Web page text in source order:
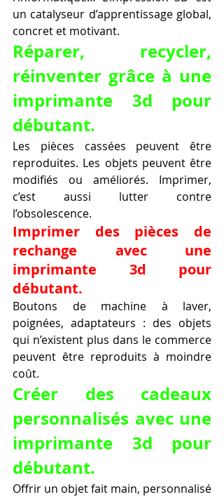
un catalyseur d’apprentissage global,
concret et motivant.
Réparer, recycler,
réinventer grâce à une
imprimante 3d pour
débutant.
Les pièces cassées peuvent être
reproduites. Les objets peuvent être
modifiés ou améliorés. Imprimer,
c’est aussi lutter contre
l’obsolescence.
Imprimer des pièces de
rechange avec une
imprimante 3d pour
débutant.
Boutons de machine à laver,
poignées, adaptateurs : des objets
qui n’existent plus dans le commerce
peuvent être reproduits à moindre
coût.
Créer des cadeaux
personnalisés avec une
imprimante 3d pour
débutant.
Offrir un objet fait main, personnalisé